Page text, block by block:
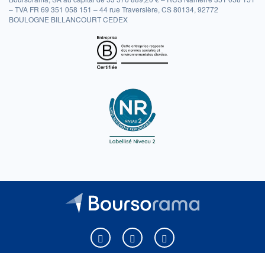
– TVA FR 69 351 058 151 – 44 rue Traversière, CS 80134, 92772
BOULOGNE BILLANCOURT CEDEX
Boursorama sur Facebook
Boursorama sur XBoursorama sur